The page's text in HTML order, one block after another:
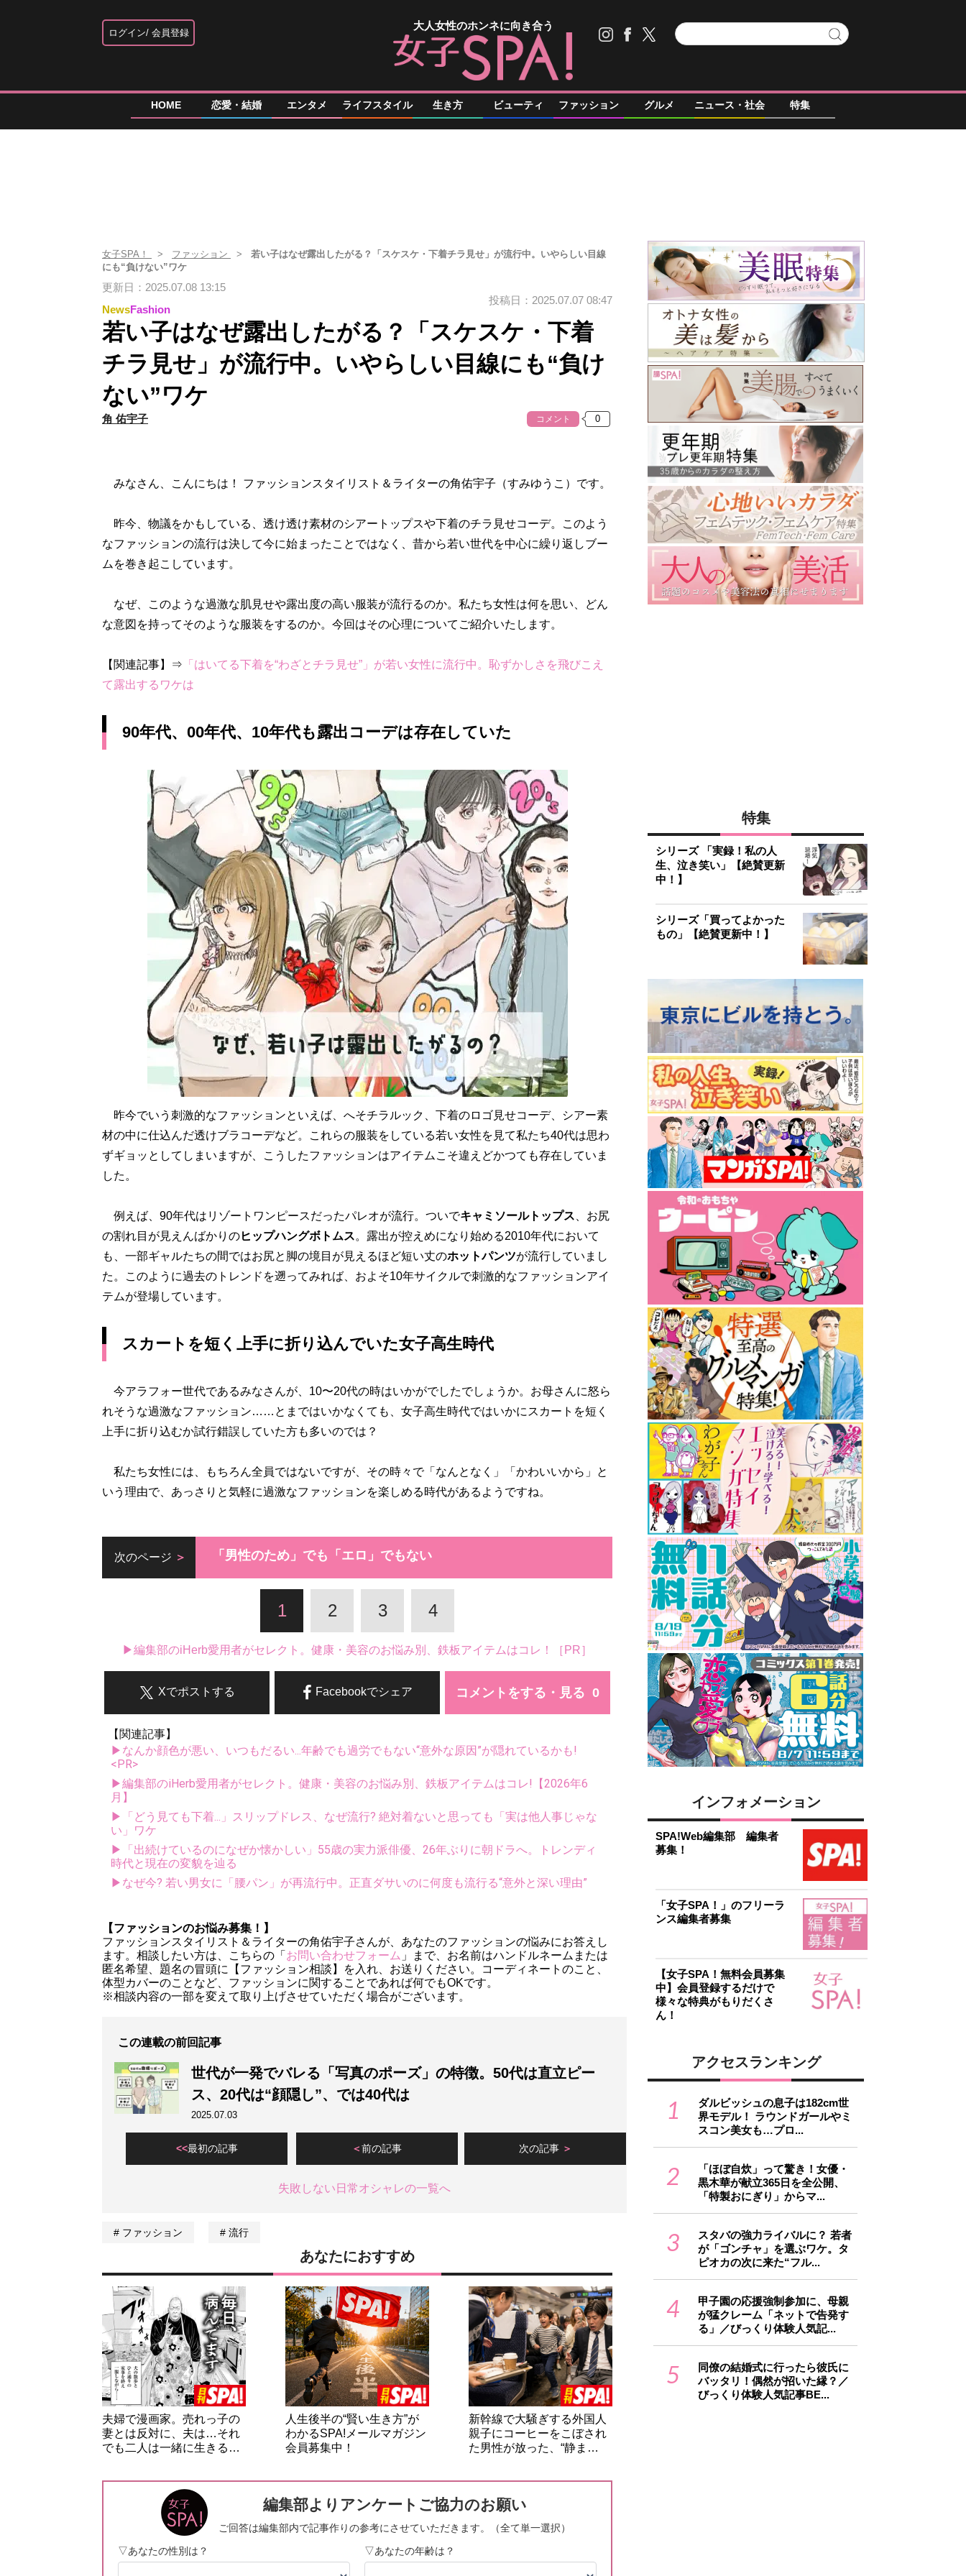
ログイン 会員登録
大人女性のホンネに向き合う
HOME 恋愛・結婚 エンタメ ライフスタイル 生き方 ビューティ ファッション グルメ ニュース・社会 特集
女子SPA！ ファッション
若い子はなぜ露出したがる？「スケスケ・下着チラ見せ」が流行中。いやらしい目線
にも“負けない”ワケ
更新日：2025.07.08 13:15
NewsFashion
投稿日：2025.07.07 08:47
若い子はなぜ露出したがる？「スケスケ・下着
チラ見せ」が流行中。いやらしい目線にも“負け
ない”ワケ
角 佑宇子 コメント
みなさん、こんにちは！ ファッションスタイリスト＆ライターの角佑宇子（すみゆうこ）です。
昨今、物議をかもしている、透け透け素材のシアートップスや下着のチラ見せコーデ。このよう
なファッションの流行は決して今に始まったことではなく、昔から若い世代を中心に繰り返しブー
ムを巻き起こしています。
なぜ、このような過激な肌見せや露出度の高い服装が流行るのか。私たち女性は何を思い、どん
な意図を持ってそのような服装をするのか。今回はその心理についてご紹介いたします。
【関連記事】⇒ 「はいてる下着を“わざとチラ見せ”」が若い女性に流行中。恥ずかしさを飛びこえ
て露出するワケは
90年代、00年代、10年代も露出コーデは存在していた
昨今でいう刺激的なファッションといえば、へそチラルック、下着のロゴ見せコーデ、シアー素
材の中に仕込んだ透けブラコーデなど。これらの服装をしている若い女性を見て私たち40代は思わ
ずギョッとしてしまいますが、こうしたファッションはアイテムこそ違えどかつても存在していま
した。
例えば、90年代はリゾートワンピースだったパレオが流行。ついでキャミソールトップス 、お尻
の割れ目が見えんばかりのヒップハングボトムス。露出が控えめになり始める2010年代において
も、一部ギャルたちの間ではお尻と脚の境目が見えるほど短い丈のホットパンツが流行していまし
た。このように過去のトレンドを遡ってみれば、およそ10年サイクルで刺激的なファッションアイ
テムが登場しています。
スカートを短く上手に折り込んでいた女子高生時代
今アラフォー世代であるみなさんが、10〜20代の時はいかがでしたでしょうか。お母さんに怒ら
れそうな過激なファッション……とまではいかなくても、女子高生時代ではいかにスカートを短く
上手に折り込むか試行錯誤していた方も多いのでは？
私たち女性には、もちろん全員ではないですが、その時々で「なんとなく」「かわいいから」と
いう理由で、あっさりと気軽に過激なファッションを楽しめる時代があるようですね。
次のページ 「男性のため」でも「エロ」でもない
1 2 3 4
▶編集部のiHerb愛用者がセレクト。健康・美容のお悩み別、鉄板アイテムはコレ！［PR］
コメントをする・見る
Facebookでシェア
Xでポストする
【関連記事】
▶なんか顔色が悪い、いつもだるい...年齢でも過労でもない“意外な原因”が隠れているかも!
<PR>
▶編集部のiHerb愛用者がセレクト。健康・美容のお悩み別、鉄板アイテムはコレ!【2026年6
月】
▶「どう見ても下着...」スリップドレス、なぜ流行? 絶対着ないと思っても「実は他人事じゃな
い」ワケ
▶「出続けているのになぜか懐かしい」55歳の実力派俳優、26年ぶりに朝ドラへ。トレンディ
時代と現在の変貌を辿る
▶なぜ今? 若い男女に「腰パン」が再流行中。正直ダサいのに何度も流行る“意外と深い理由”
【ファッションのお悩み募集！】
ファッションスタイリスト＆ライターの角佑宇子さんが、あなたのファッションの悩みにお答えし
ます。相談したい方は、こちらの「 お問い合わせフォーム 」まで、お名前はハンドルネームまたは
匿名希望、題名の冒頭に【ファッション相談】を入れ、お送りください。コーディネートのこと、
体型カバーのことなど、ファッションに関することであれば何でもOKです。
※相談内容の一部を変えて取り上げさせていただく場合がございます。
この連載の前回記事
世代が一発でバレる「写真のポーズ」の特徴。50代は直立ピー
ス、20代は“顔隠し”、では40代は
2025.07.03
最初の記事 前の記事 次の記事
失敗しない日常オシャレの一覧へ
ファッション 流行
あなたにおすすめ
夫婦で漫画家。売れっ子の
妻とは反対に、夫は…それ
でも二人は一緒に生きる…
人生後半の“賢い生き方”が
わかるSPA!メールマガジン
会員募集中！
新幹線で大騒ぎする外国人
親子にコーヒーをこぼされ
た男性が放った、“静ま…
特集
シリーズ 「実録！私の人
生、泣き笑い」【絶賛更新
中！】
シリーズ「買ってよかった
もの」【絶賛更新中！】
インフォメーション
SPA!Web編集部 編集者
募集！
「女子SPA！」のフリーラ
ンス編集者募集
【女子SPA！無料会員募集
中】会員登録するだけで
様々な特典がもりだくさ
ん！
アクセスランキング
1
ダルビッシュの息子は182cm世
界モデル！ ラウンドガールやミ
スコン美女も…プロ...
2
「ほぼ自炊」って驚き！女優・
黒木華が献立365日を全公開、
「特製おにぎり」からマ...
3
スタバの強力ライバルに？ 若者
が「ゴンチャ」を選ぶワケ。タ
ピオカの次に来た“フル...
4
甲子園の応援強制参加に、母親
が猛クレーム「ネットで告発す
る」／びっくり体験人気記...
5
同僚の結婚式に行ったら彼氏に
バッタリ！偶然が招いた縁？／
びっくり体験人気記事BE...